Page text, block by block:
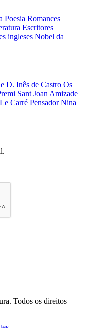
Poesia Romances
Escritores
ingleses Nobel da
D. Inês de Castro Os
Sant Joan Amizade
Carré Pensador Nina
Todos os direitos